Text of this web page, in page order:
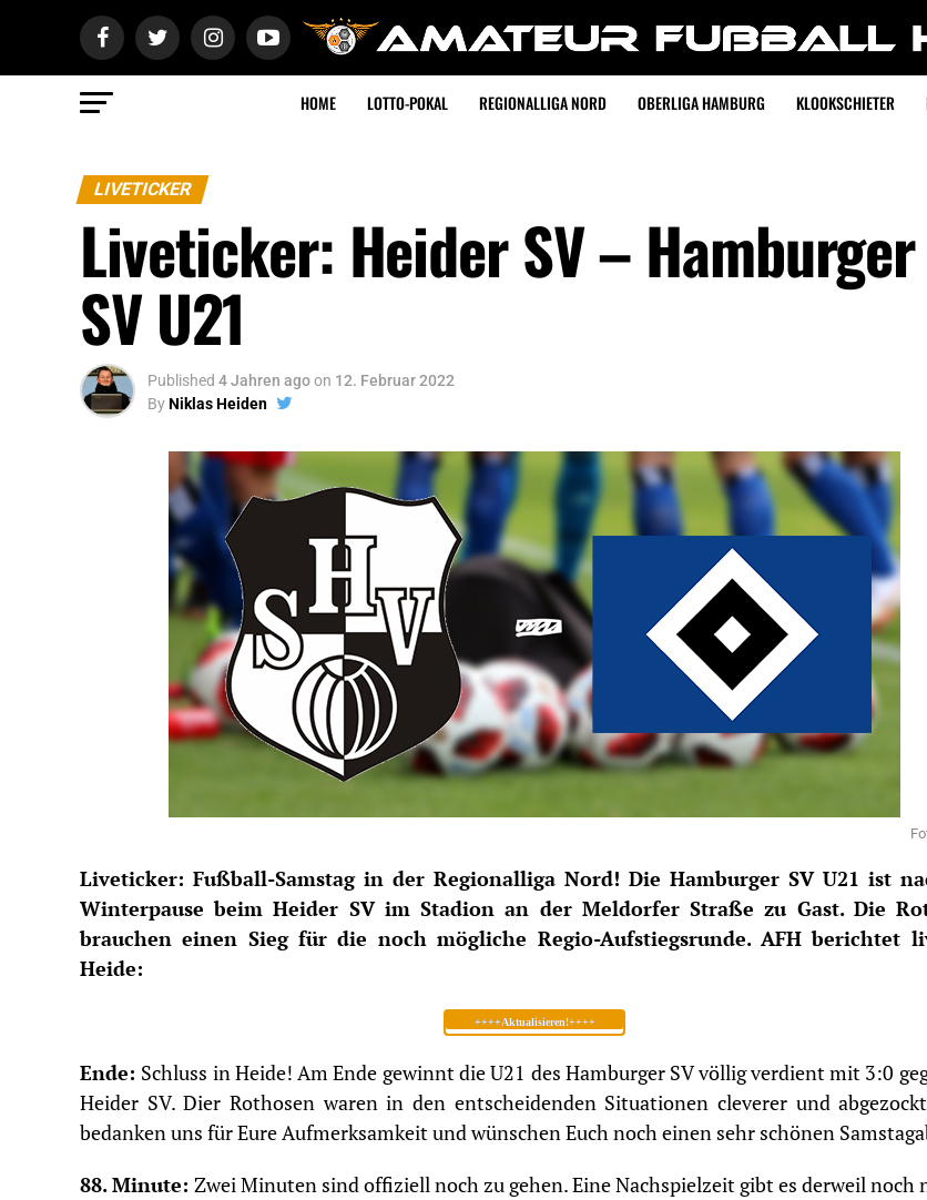
HOME LOTTO-POKAL REGIONALLIGA NORD OBERLIGA HAMBURG KLOOKSCHIETER
LIVETICKER
Liveticker: Heider SV – Hamburger
SV U21
Published 4 Jahren agoon 12. Februar 2022
ByNiklas Heiden
Liveticker: Fußball-Samstag in der Regionalliga Nord! Die Hamburger SV U21 ist
Winterpause beim Heider SV im Stadion an der Meldorfer Straße zu Gast. Die
brauchen einen Sieg für die noch mögliche Regio-Aufstiegsrunde. AFH berichtet
Heide:
++++Aktualisieren!++++
Ende: Schluss in Heide! Am Ende gewinnt die U21 des Hamburger SV völlig verdient mit 3:0
Heider SV. Dier Rothosen waren in den entscheidenden Situationen cleverer und
bedanken uns für Eure Aufmerksamkeit und wünschen Euch noch einen sehr schönen
88. Minute: Zwei Minuten sind offiziell noch zu gehen. Eine Nachspielzeit gibt es derweil noch